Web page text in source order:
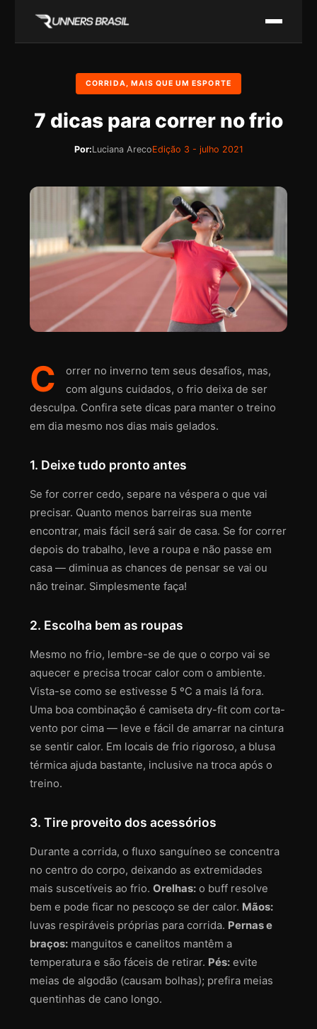
CORRIDA, MAIS QUE UM ESPORTE
7 dicas para correr no frio
Por:Luciana ArecoEdição 3 - julho 2021
C
orrer no inverno tem seus desafios, mas,
com alguns cuidados, o frio deixa de ser
desculpa. Confira sete dicas para manter o treino
em dia mesmo nos dias mais gelados.
1. Deixe tudo pronto antes
Se for correr cedo, separe na véspera o que vai
precisar. Quanto menos barreiras sua mente
encontrar, mais fácil será sair de casa. Se for correr
depois do trabalho, leve a roupa e não passe em
casa — diminua as chances de pensar se vai ou
não treinar. Simplesmente faça!
2. Escolha bem as roupas
Mesmo no frio, lembre-se de que o corpo vai se
aquecer e precisa trocar calor com o ambiente.
Vista-se como se estivesse 5 ºC a mais lá fora.
Uma boa combinação é camiseta dry-fit com corta-
vento por cima — leve e fácil de amarrar na cintura
se sentir calor. Em locais de frio rigoroso, a blusa
térmica ajuda bastante, inclusive na troca após o
treino.
3. Tire proveito dos acessórios
Durante a corrida, o fluxo sanguíneo se concentra
no centro do corpo, deixando as extremidades
mais suscetíveis ao frio. Orelhas: o buff resolve
bem e pode ficar no pescoço se der calor. Mãos:
luvas respiráveis próprias para corrida. Pernas e
braços: manguitos e canelitos mantêm a
temperatura e são fáceis de retirar. Pés: evite
meias de algodão (causam bolhas); prefira meias
quentinhas de cano longo.